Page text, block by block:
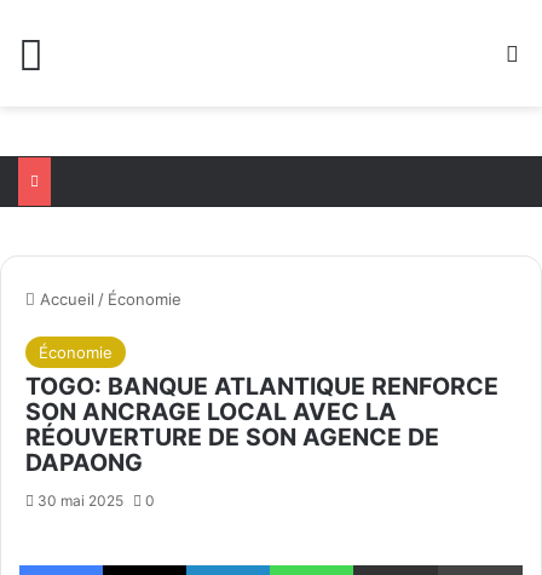
Accueil / Économie
Économie
TOGO: BANQUE ATLANTIQUE RENFORCE
SON ANCRAGE LOCAL AVEC LA
RÉOUVERTURE DE SON AGENCE DE
DAPAONG
30 mai 2025 0
Facebook X Linkedin WhatsApp Partager par email